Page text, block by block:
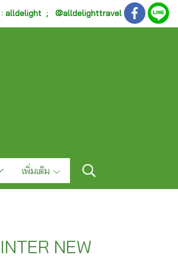
: alldelight ; @alldelighttravel
เพิ่มเติม
NEW